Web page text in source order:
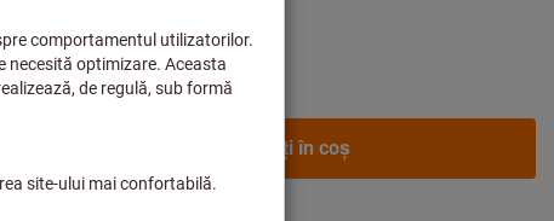
de afaceri dupăconectare.
Adăugaţi în coş
3 săptămâni